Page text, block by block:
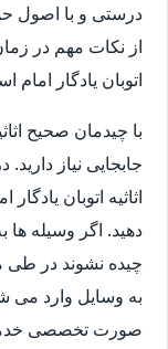
درستی و با اصول
از نکات مهم در
اتوبان یادگار امام
با چیدمان صحیح
جابجایی نیاز
اثاثیه اتوبان
دهید. اگر وسیله
چیده نشوند در طی
به وسایل وارد می
صورت تخصصی خدمات